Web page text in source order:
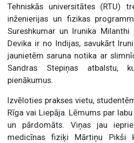
Tehniskās universitātes (RTU)
inženierijas un fizikas
Sureshkumar un Irunika Milanthi
Devika ir no Indijas, savukārt
jaunietēm saruna notika ar
Sandras Stepiņas atbalstu,
pienākumus.
Izvēloties prakses vietu,
Rīga vai Liepāja. Lēmums par
un pārdomāts. Viņas jau
medicīnas fiziķi Mārtiņu Pikši